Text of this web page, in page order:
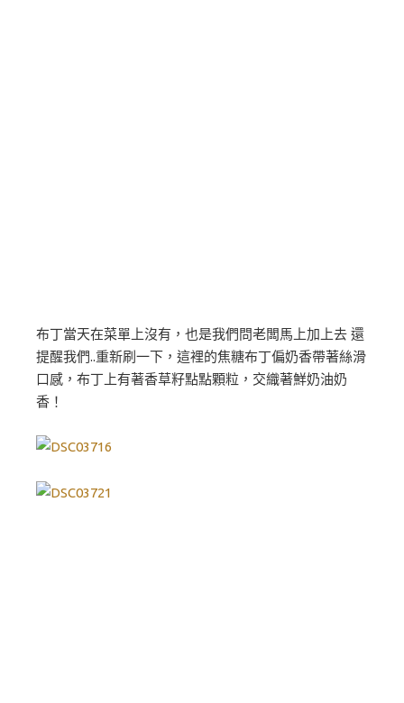
布丁當天在菜單上沒有，也是我們問老闆馬上加上去 還
提醒我們..重新刷一下，這裡的焦糖布丁偏奶香帶著絲滑
口感，布丁上有著香草籽點點顆粒，交織著鮮奶油奶
香！